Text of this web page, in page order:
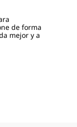
de forma
mejor y a